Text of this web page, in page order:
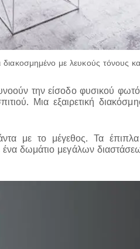
με λευκούς τόνους
την είσοδο φυσικού
Μια εξαιρετική
με το μέγεθος. Τα
δωμάτιο μεγάλων